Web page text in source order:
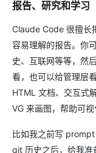
报告、研究和学习
Claude Code 很擅长
容易理解的报告。你
史、互联网等等，然
看，也可以给管理层
HTML 文档、交互式
VG 来画图，帮助可视
比如我之前写
git 历史之后，给我准